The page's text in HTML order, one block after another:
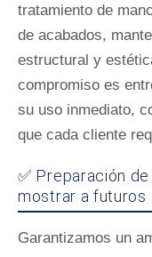
tratamiento de
de acabados,
estructural y
compromiso es
su uso inmediato,
que cada cliente
✅ Preparación
mostrar a futuros
Garantizamos un